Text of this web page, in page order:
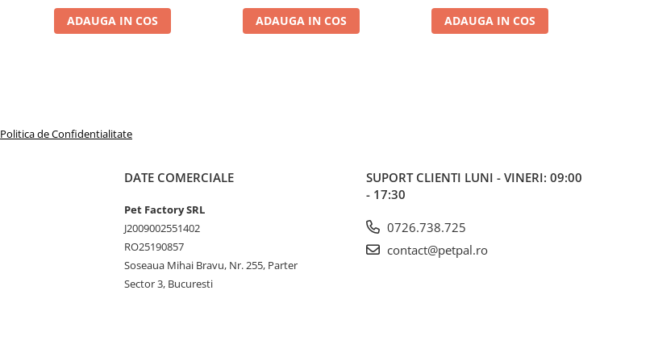
ADAUGA IN COS ADAUGA IN COS ADAUGA IN COS
Politica de Confidentialitate
DATE COMERCIALE
Pet Factory SRL
J2009002551402
RO25190857
Soseaua Mihai Bravu, Nr. 255, Parter
Sector 3, Bucuresti
SUPORT CLIENTI LUNI - VINERI: 09:00
- 17:30
0726.738.725
contact@petpal.ro